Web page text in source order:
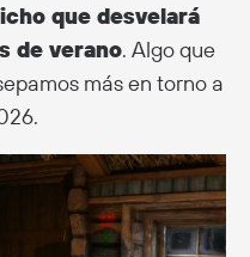
que desvelará
de verano. Algo que
más en torno a